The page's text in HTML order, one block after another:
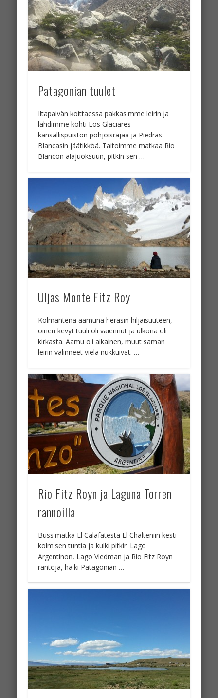
Patagonian tuulet
Iltapäivän koittaessa pakkasimme leirin ja
lähdimme kohti Los Glaciares -
kansallispuiston pohjoisrajaa ja Piedras
Blancasin jäätikköä. Taitoimme matkaa Rio
Blancon alajuoksuun, pitkin sen …
Uljas Monte Fitz Roy
Kolmantena aamuna heräsin hiljaisuuteen,
öinen kevyt tuuli oli vaiennut ja ulkona oli
kirkasta. Aamu oli aikainen, muut saman
leirin valinneet vielä nukkuivat. …
Rio Fitz Royn ja Laguna Torren
rannoilla
Bussimatka El Calafatesta El Chalteniin kesti
kolmisen tuntia ja kulki pitkin Lago
Argentinon, Lago Viedman ja Rio Fitz Royn
rantoja, halki Patagonian …